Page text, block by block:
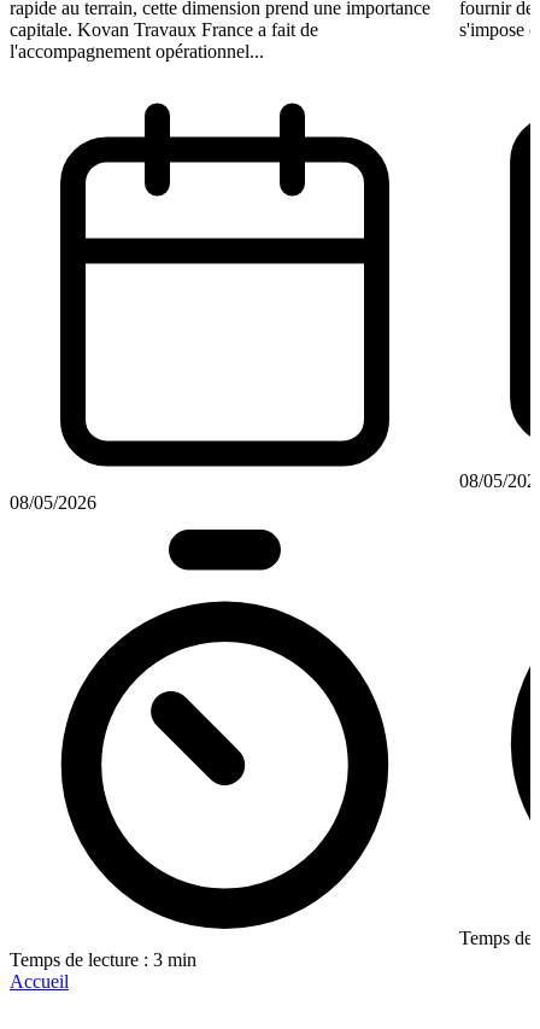
rapide au terrain, cette dimension prend une importance
capitale. Kovan Travaux France a fait de
l'accompagnement opérationnel...
08/05/2026
Temps de lecture : 3 min
fournir
s'impose
08/05/
Temps de
Accueil